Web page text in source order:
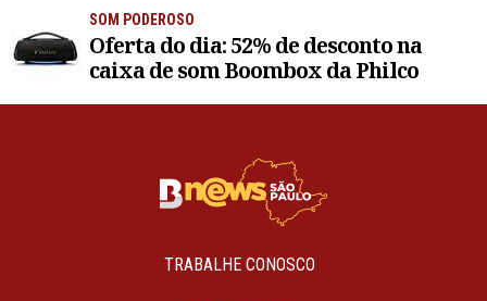
SOM PODEROSO
Oferta do dia: 52% de desconto na
caixa de som Boombox da Philco
TRABALHE CONOSCO